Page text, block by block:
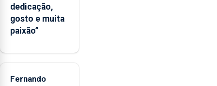
da
CPUE
entre
2022
dedicação,
gosto e muita
paixão”
Fernando